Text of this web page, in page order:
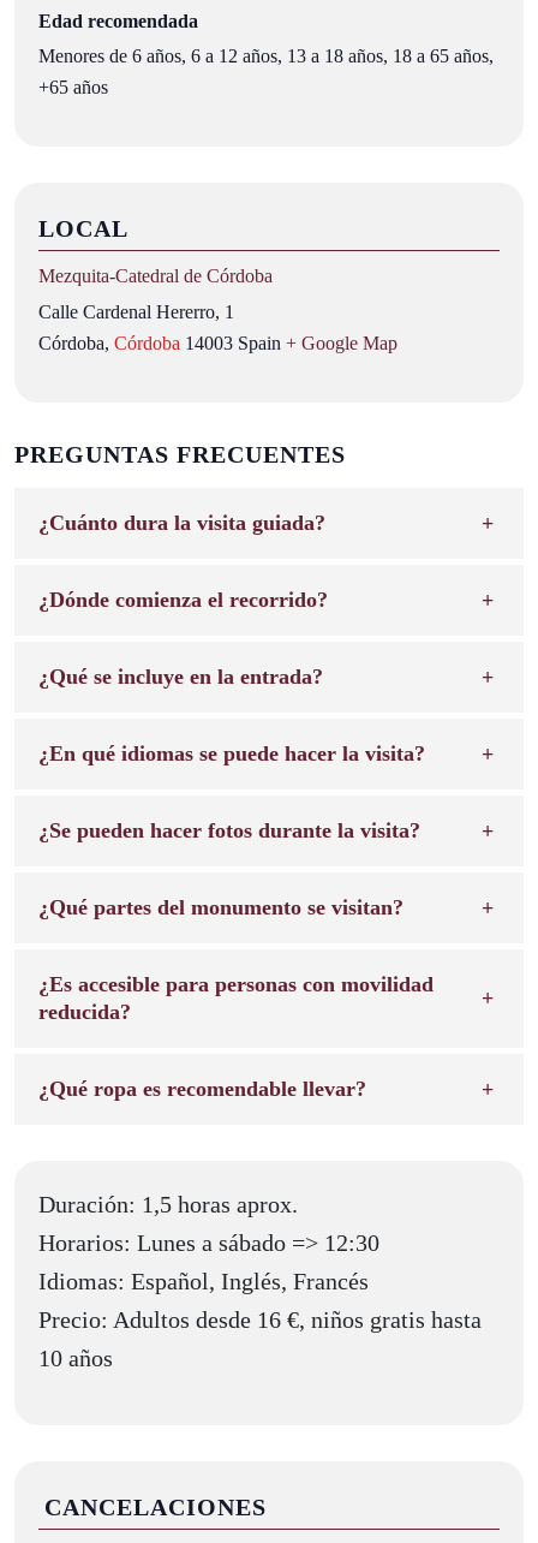
LOCAL
Mezquita‑Catedral de Córdoba
Calle Cardenal Hererro, 1
Córdoba, Córdoba 14003 Spain + Google Map
Edad recomendada
Menores de 6 años, 6 a 12 años, 13 a 18 años, 18 a 65 años,
+65 años
PREGUNTAS FRECUENTES
¿Cuánto dura la visita guiada?
¿Dónde comienza el recorrido?
¿Qué se incluye en la entrada?
¿En qué idiomas se puede hacer la visita?
¿Se pueden hacer fotos durante la visita?
¿Qué partes del monumento se visitan?
¿Es accesible para personas con movilidad
reducida?
¿Qué ropa es recomendable llevar?
Duración: 1,5 horas aprox.
Horarios: Lunes a sábado => 12:30
Idiomas: Español, Inglés, Francés
Precio: Adultos desde 16 €, niños gratis hasta
10 años
CANCELACIONES